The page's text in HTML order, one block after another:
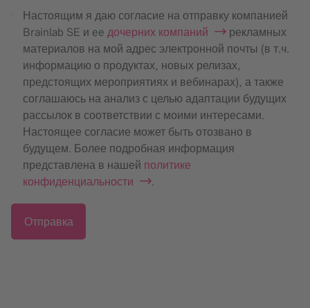
Настоящим я даю согласие на отправку компанией
Brainlab SE и eeдочерних компаний
рекламных
материалов на мой адрес электронной почты (в т.ч.
информацию о продуктах, новых релизах,
предстоящих мероприятиях и вебинарах), а также
соглашаюсь на анализ с целью адаптации будущих
рассылок в соответствии с моими интересами.
Настоящее согласие может быть отозвано в
будущем. Более подробная информация
представлена в нашей политике
конфиденциальности
.
Отправка